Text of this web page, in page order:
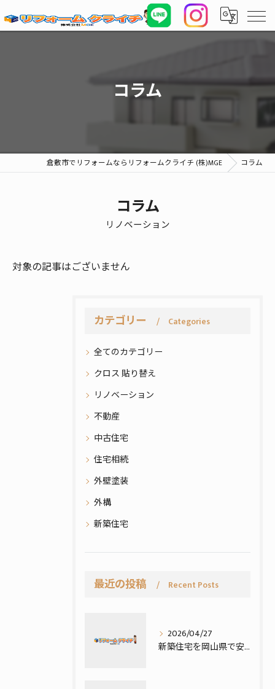
コラム
倉敷市でリフォームならリフォームクライチ (株)MGE コラム
コラム
リノベーション
対象の記事はございません
カテゴリー Categories
全てのカテゴリー
クロス 貼り替え
リノベーション
不動産
中古住宅
住宅相続
外壁塗装
外構
新築住宅
最近の投稿 Recent Posts
2026/04/27
新築住宅を岡山県で安く建てるにはコストダウン実例と賢い選び方徹底解説